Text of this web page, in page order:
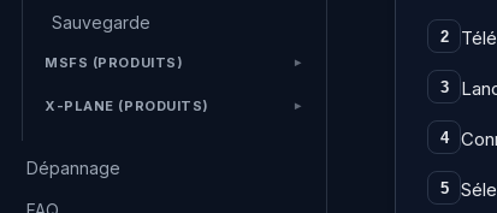
Sauvegarde
MSFS (PRODUITS)
X-PLANE (PRODUITS)
Dépannage
2
3
4
5